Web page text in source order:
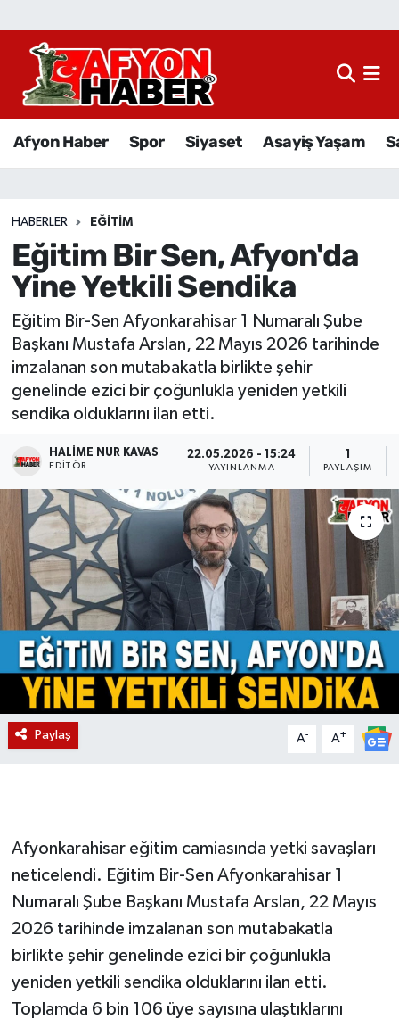
Afyon Haber Spor Siyaset Asayiş Yaşam
HABERLER EĞITIM
Eğitim Bir Sen, Afyon'da
Yine Yetkili Sendika
Eğitim Bir-Sen Afyonkarahisar 1 Numaralı Şube
Başkanı Mustafa Arslan, 22 Mayıs 2026 tarihinde
imzalanan son mutabakatla birlikte şehir
genelinde ezici bir çoğunlukla yeniden yetkili
sendika olduklarını ilan etti.
HALIME NUR KAVAS
EDITÖR
22.05.2026 - 15:24
YAYINLANMA PAYLAŞIM
Paylaş A- A+
Afyonkarahisar eğitim camiasında yetki savaşları
neticelendi. Eğitim Bir-Sen Afyonkarahisar 1
Numaralı Şube Başkanı Mustafa Arslan, 22 Mayıs
2026 tarihinde imzalanan son mutabakatla
birlikte şehir genelinde ezici bir çoğunlukla
yeniden yetkili sendika olduklarını ilan etti.
Toplamda 6 bin 106 üye sayısına ulaştıklarını
Afyon Haber
Sağlık
Eğitim
Sivil Toplum
Ekonomi